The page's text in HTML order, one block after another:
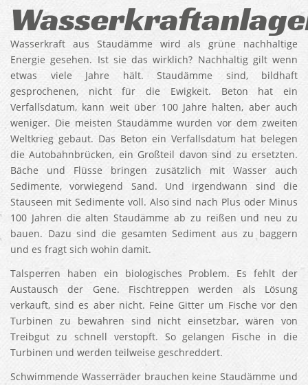
Wasserkraft aus Staudämme wird als grüne nachhaltige
Energie gesehen. Ist sie das wirklich? Nachhaltig gilt wenn
etwas viele Jahre hält. Staudämme sind, bildhaft
gesprochenen, nicht für die Ewigkeit. Beton hat ein
Verfallsdatum, kann weit über 100 Jahre halten, aber auch
weniger. Die meisten Staudämme wurden vor dem zweiten
Weltkrieg gebaut. Das Beton ein Verfallsdatum hat belegen
die Autobahnbrücken, ein Großteil davon sind zu ersetzten.
Bäche und Flüsse bringen zusätzlich mit Wasser auch
Sedimente, vorwiegend Sand. Und irgendwann sind die
Stauseen mit Sedimente voll. Also sind nach Plus oder Minus
100 Jahren die alten Staudämme ab zu reißen und neu zu
bauen. Dazu sind die gesamten Sediment aus zu baggern
und es fragt sich wohin damit.
Talsperren haben ein biologisches Problem. Es fehlt der
Austausch der Gene. Fischtreppen werden als Lösung
verkauft, sind es aber nicht. Feine Gitter um Fische vor den
Turbinen zu bewahren sind nicht einsetzbar, wären von
Treibgut zu schnell verstopft. So gelangen Fische in die
Turbinen und werden teilweise geschreddert.
Schwimmende Wasserräder brauchen keine Staudämme und